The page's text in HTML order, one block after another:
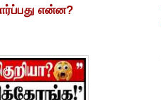
என்ன?